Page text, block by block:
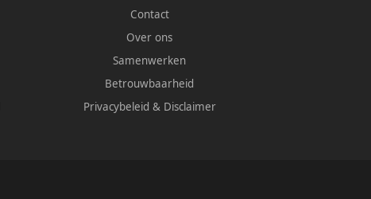
Contact
Over ons
Samenwerken
Betrouwbaarheid
Privacybeleid & Disclaimer